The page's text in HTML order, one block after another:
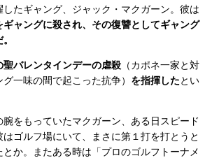
たギャング、ジャック・マクガーン。彼は
ャングに殺され、その復讐としてギャング
聖バレンタインデーの虐殺 （カポネ一家と対
一味の間で起こった抗争） を指揮したとい
をもっていたマクガーン、ある日スピード
ゴルフ場にいて、まさに第１打を打とうと
とか。またある時は「プロのゴルフトーナメ